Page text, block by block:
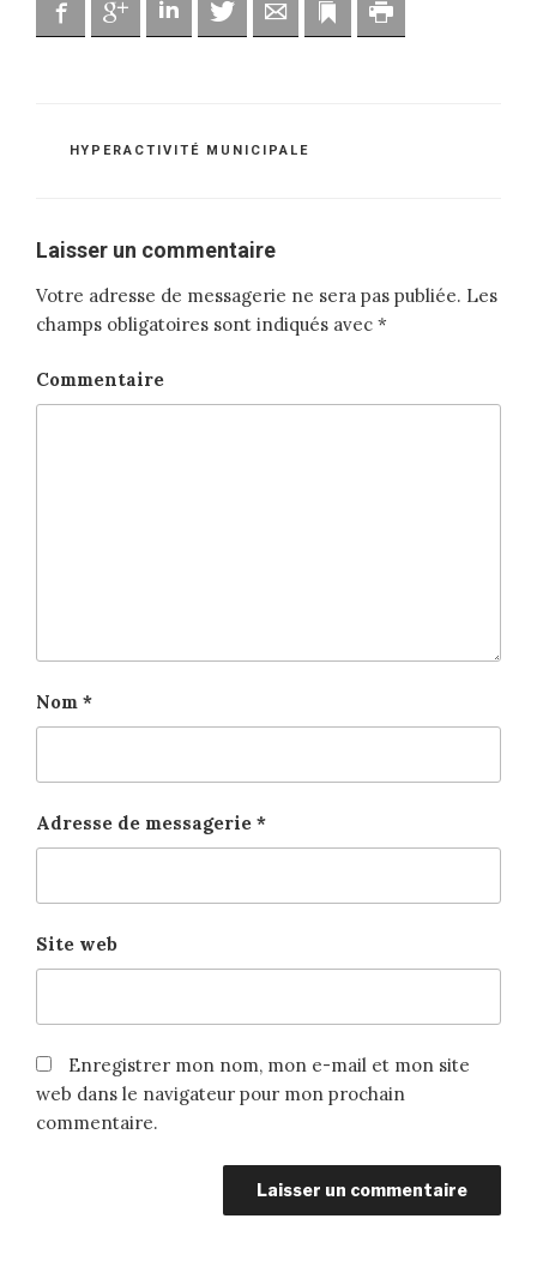
FacebookGoogle Linkedin Twitter Adresse mailMarque-page
CATÉGORIES
HYPERACTIVITÉ MUNICIPALE
Laisser un commentaire
Votre adresse de messagerie ne sera pas publiée. Les
champs obligatoires sont indiqués avec *
Commentaire
Nom *
Adresse de messagerie *
Site web
Enregistrer mon nom, mon e-mail et mon site
web dans le navigateur pour mon prochain
commentaire.